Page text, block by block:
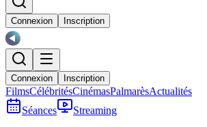
Connexion Inscription
Connexion Inscription
FilmsCélébritésCinémasPalmarèsActualités
Séances
Streaming